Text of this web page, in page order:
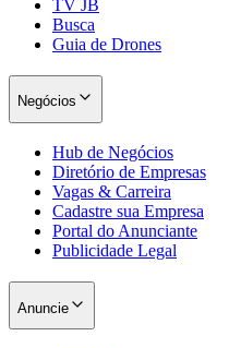
TV JB
Busca
Guia de Drones
Negócios
Hub de Negócios
Diretório de Empresas
Vagas & Carreira
Cadastre sua Empresa
Portal do Anunciante
Publicidade Legal
Anuncie